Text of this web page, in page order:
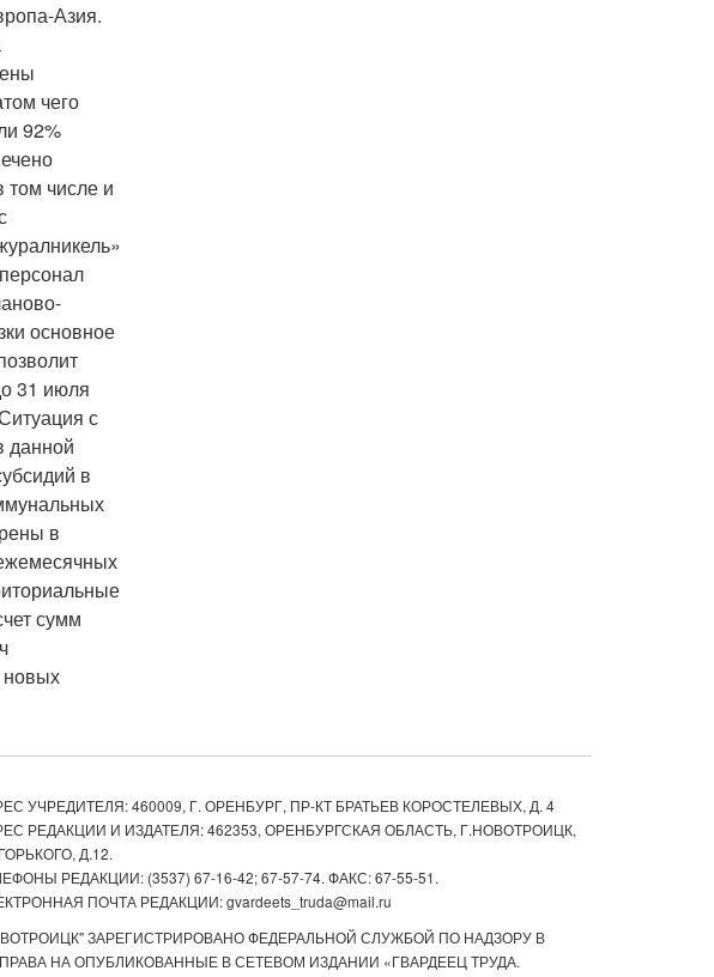
Азия.
чего
92%
числе и
основное
31 июля
с
данной
в
в
сумм
новых
УЧРЕДИТЕЛЯ: 460009, Г. ОРЕНБУРГ, ПР-КТ БРАТЬЕВ КОРОСТЕЛЕВЫХ, Д. 4
РЕДАКЦИИ И ИЗДАТЕЛЯ: 462353, ОРЕНБУРГСКАЯ ОБЛАСТЬ, Г.НОВОТРОИЦК,
Д.12.
РЕДАКЦИИ: (3537) 67-16-42; 67-57-74. ФАКС: 67-55-51.
ПОЧТА РЕДАКЦИИ: gvardeets_truda@mail.ru
ЗАРЕГИСТРИРОВАНО ФЕДЕРАЛЬНОЙ СЛУЖБОЙ ПО НАДЗОРУ В
НА ОПУБЛИКОВАННЫЕ В СЕТЕВОМ ИЗДАНИИ «ГВАРДЕЕЦ ТРУДА.